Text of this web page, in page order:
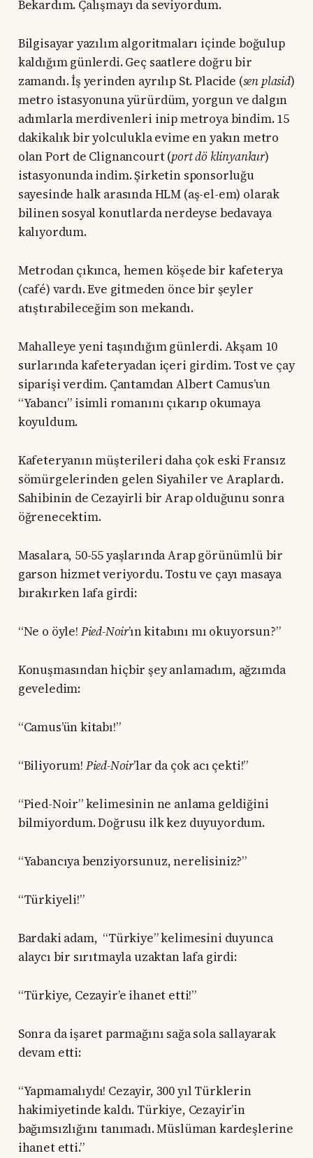
Bekardım. Çalışmayı da seviyordum.
Bilgisayar yazılım algoritmaları içinde boğulup
kaldığım günlerdi. Geç saatlere doğru bir
zamandı. İş yerinden ayrılıp St. Placide (sen plasid)
metro istasyonuna yürürdüm, yorgun ve dalgın
adımlarla merdivenleri inip metroya bindim. 15
dakikalık bir yolculukla evime en yakın metro
olan Port de Clignancourt (port dö klinyankur)
istasyonunda indim. Şirketin sponsorluğu
sayesinde halk arasında HLM (aş-el-em) olarak
bilinen sosyal konutlarda nerdeyse bedavaya
kalıyordum.
Metrodan çıkınca, hemen köşede bir kafeterya
(café) vardı. Eve gitmeden önce bir şeyler
atıştırabileceğim son mekandı.
Mahalleye yeni taşındığım günlerdi. Akşam 10
surlarında kafeteryadan içeri girdim. Tost ve çay
siparişi verdim. Çantamdan Albert Camus’un
“Yabancı” isimli romanını çıkarıp okumaya
koyuldum.
Kafeteryanın müşterileri daha çok eski Fransız
sömürgelerinden gelen Siyahiler ve Araplardı.
Sahibinin de Cezayirli bir Arap olduğunu sonra
öğrenecektim.
Masalara, 50-55 yaşlarında Arap görünümlü bir
garson hizmet veriyordu. Tostu ve çayı masaya
bırakırken lafa girdi:
“Ne o öyle! Pied-Noir’ın kitabını mı okuyorsun?”
Konuşmasından hiçbir şey anlamadım, ağzımda
geveledim:
“Camus’ün kitabı!”
“Biliyorum! Pied-Noir’lar da çok acı çekti!”
“Pied-Noir” kelimesinin ne anlama geldiğini
bilmiyordum. Doğrusu ilk kez duyuyordum.
“Yabancıya benziyorsunuz, nerelisiniz?”
“Türkiyeli!”
Bardaki adam, “Türkiye” kelimesini duyunca
alaycı bir sırıtmayla uzaktan lafa girdi:
“Türkiye, Cezayir’e ihanet etti!”
Sonra da işaret parmağını sağa sola sallayarak
devam etti:
“Yapmamalıydı! Cezayir, 300 yıl Türklerin
hakimiyetinde kaldı. Türkiye, Cezayir’in
bağımsızlığını tanımadı. Müslüman kardeşlerine
ihanet etti.”